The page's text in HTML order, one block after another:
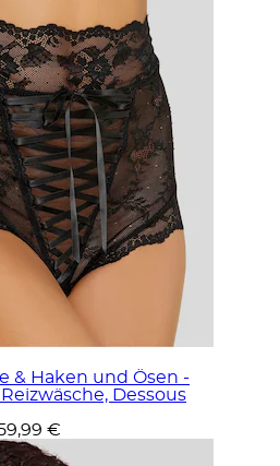
& Haken und Ösen -
Dessous
€